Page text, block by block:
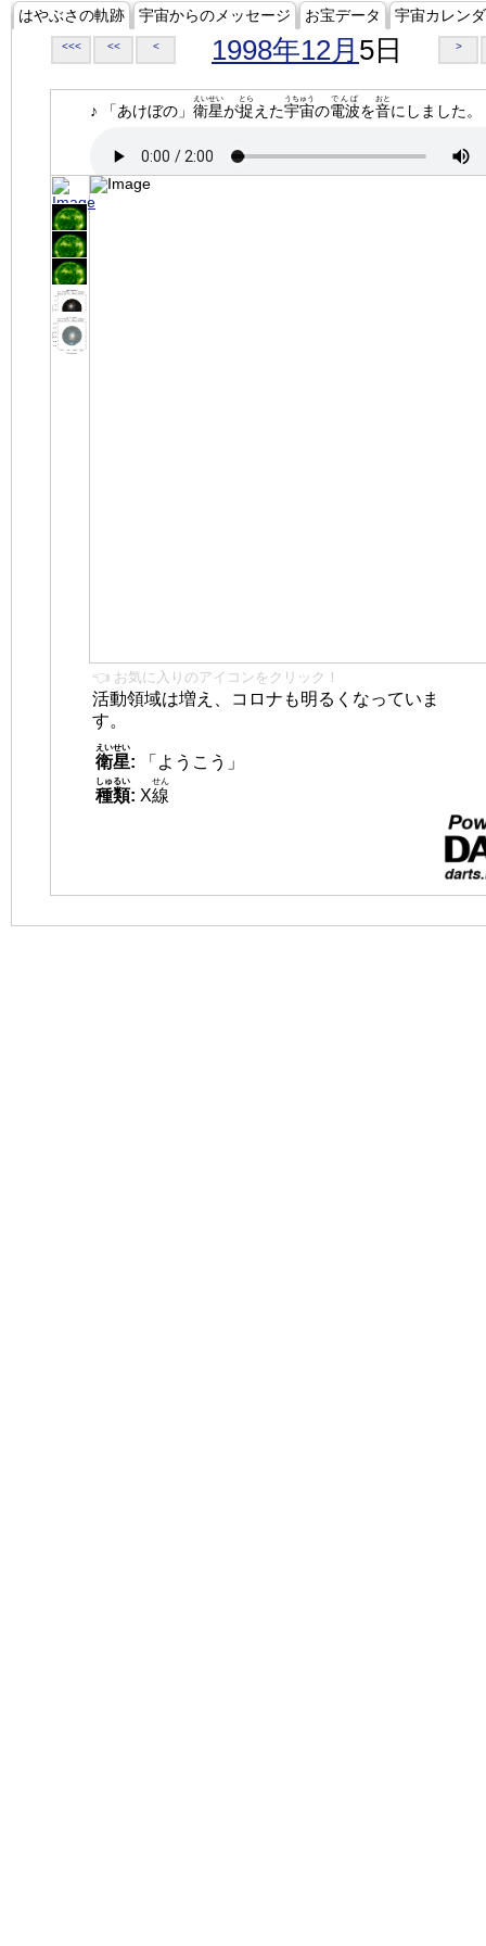
はやぶさの軌跡 宇宙からのメッセージ お宝データ 宇宙カレン
<<< << < 1998年12月 5日 >
♪ 「あけぼの」 衛星
えいせい
が捉
とら
えた宇宙
うちゅう
の電波
でんぱ
を音
おと
にしました。
👈 お気に入りのアイコンをクリック！
活動領域は増え、コロナも明るくなっていま
す。
衛星
えいせい
:
「ようこう」
種類
しゅるい
: X線
せん